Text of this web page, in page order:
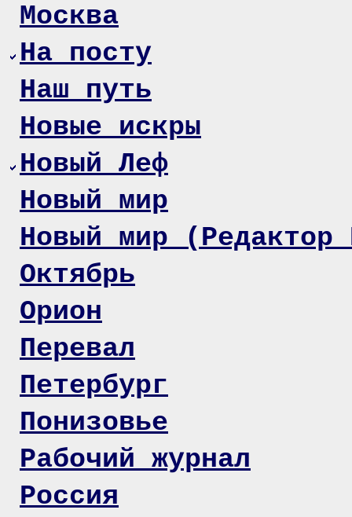
Москва
На посту
Наш путь
Новые искры
Новый Леф
Новый мир
Новый мир
Октябрь
Орион
Перевал
Петербург
Понизовье
Рабочий журнал
Россия